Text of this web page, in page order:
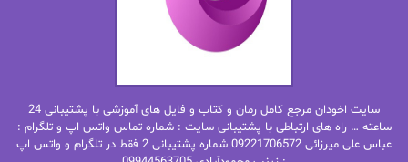
بهاره شیرازی
بهاره.م
بیتا فرخی
پاتریشیا ویلسون پرتو فرهمند
سایت اخودان مرجع کامل رمان و کتاب و فایل های آموزشی با پشتیبانی 24
ساعته … راه های ارتباطی با پشتیبانی سایت : شماره تماس واتس اپ و تلگرام :
عباس علی میرزائی 09221706572 شماره پشتیبانی 2 فقط در تلگرام و واتس اپ